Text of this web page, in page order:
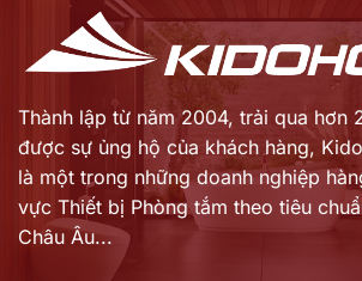
Thành lập từ năm 2004, trải qua hơn
được sự ủng hộ của khách hàng,
là một trong những doanh nghiệp
vực Thiết bị Phòng tắm theo tiêu
Châu Âu...